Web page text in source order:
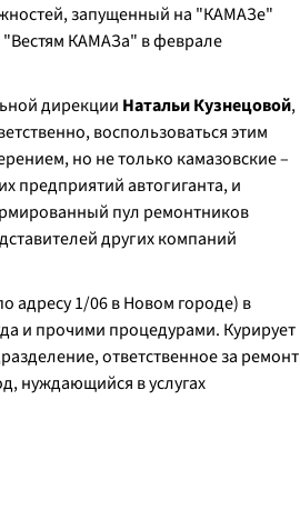
запущенный на "КАМАЗе"
КАМАЗа" в феврале
дирекции Натальи Кузнецовой,
воспользоваться этим
но не только камазовские –
предприятий автогиганта, и
пул ремонтников
других компаний
адресу 1/06 в Новом городе) в
и прочими процедурами. Курирует
ответственное за ремонт
нуждающийся в услугах